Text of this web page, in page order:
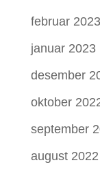
februar 2023
januar 2023
desember
oktober
september
august 2022